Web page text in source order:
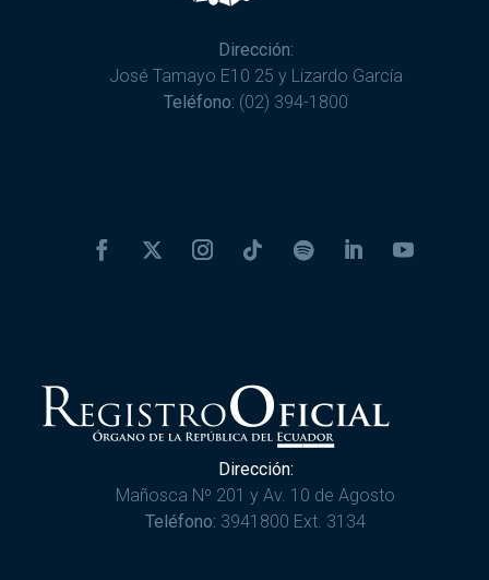
Dirección:
José Tamayo E10 25 y Lizardo García
Teléfono: (02) 394-1800
Dirección:
Mañosca Nº 201 y Av. 10 de Agosto
Teléfono: 3941800 Ext. 3134